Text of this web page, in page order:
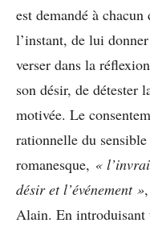
est demandé à
l’instant, de lui
verser dans la
son désir, de détester
motivée. Le
rationnelle du
romanesque, «
désir et l’événement »
Alain. En introduisant